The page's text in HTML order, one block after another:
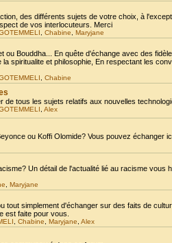
des différents sujets de votre choix, à
de vos interlocuteurs. Merci
Chabine Maryjane
ou Bouddha... En quête d'échange avec des
la spiritualite et philosophie, En respectant les
Chabine
de tous les sujets relatifs aux nouvelles
Alex
ou Koffi Olomide? Vous pouvez échanger
Un détail de l'actualité lié au racisme
Maryjane
tout simplement d'échanger sur des faits de
est faite pour vous.
Chabine Maryjane Alex